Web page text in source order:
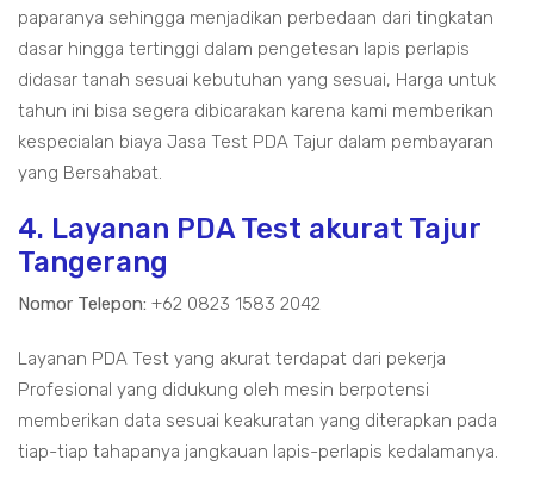
paparanya sehingga menjadikan perbedaan dari tingkatan
dasar hingga tertinggi dalam pengetesan lapis perlapis
didasar tanah sesuai kebutuhan yang sesuai, Harga untuk
tahun ini bisa segera dibicarakan karena kami memberikan
kespecialan biaya Jasa Test PDA Tajur dalam pembayaran
yang Bersahabat.
4. Layanan PDA Test akurat Tajur
Tangerang
Nomor Telepon: +62 0823 1583 2042
Layanan PDA Test yang akurat terdapat dari pekerja
Profesional yang didukung oleh mesin berpotensi
memberikan data sesuai keakuratan yang diterapkan pada
tiap-tiap tahapanya jangkauan lapis-perlapis kedalamanya.